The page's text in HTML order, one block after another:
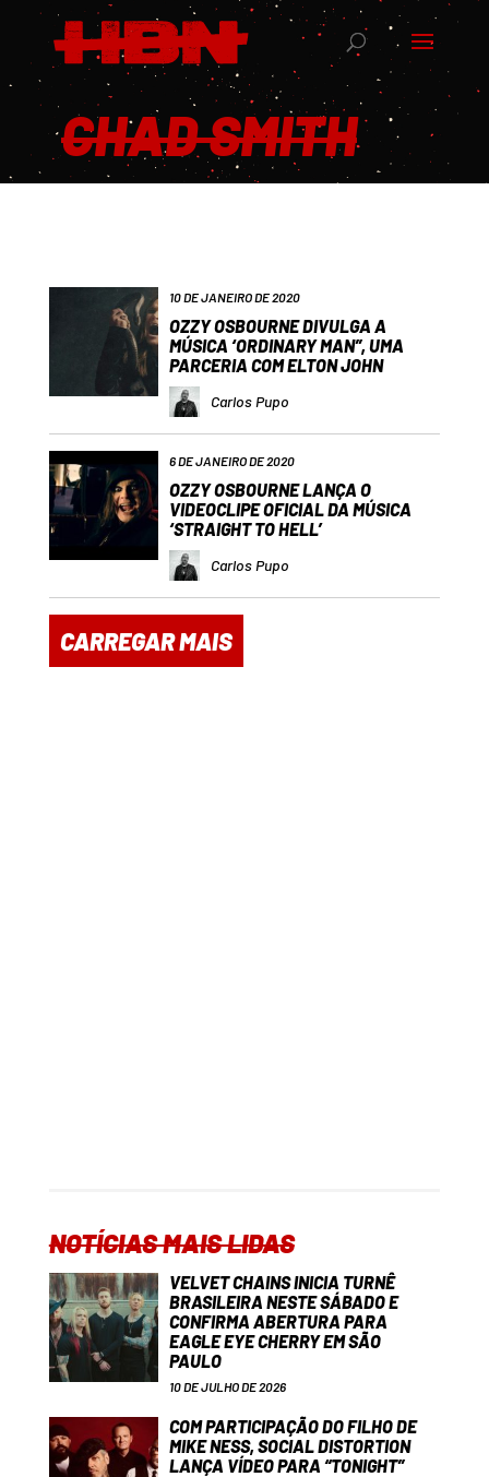
CHAD SMITH
10 DE JANEIRO DE 2020
OZZY OSBOURNE DIVULGA A
MÚSICA ‘ORDINARY MAN”, UMA
PARCERIA COM ELTON JOHN
Carlos Pupo
6 DE JANEIRO DE 2020
OZZY OSBOURNE LANÇA O
VIDEOCLIPE OFICIAL DA MÚSICA
‘STRAIGHT TO HELL’
Carlos Pupo
CARREGAR MAIS
NOTÍCIAS MAIS LIDAS
VELVET CHAINS INICIA TURNÊ
BRASILEIRA NESTE SÁBADO E
CONFIRMA ABERTURA PARA
EAGLE EYE CHERRY EM SÃO
PAULO
10 DE JULHO DE 2026
COM PARTICIPAÇÃO DO FILHO DE
MIKE NESS, SOCIAL DISTORTION
LANÇA VÍDEO PARA “TONIGHT”